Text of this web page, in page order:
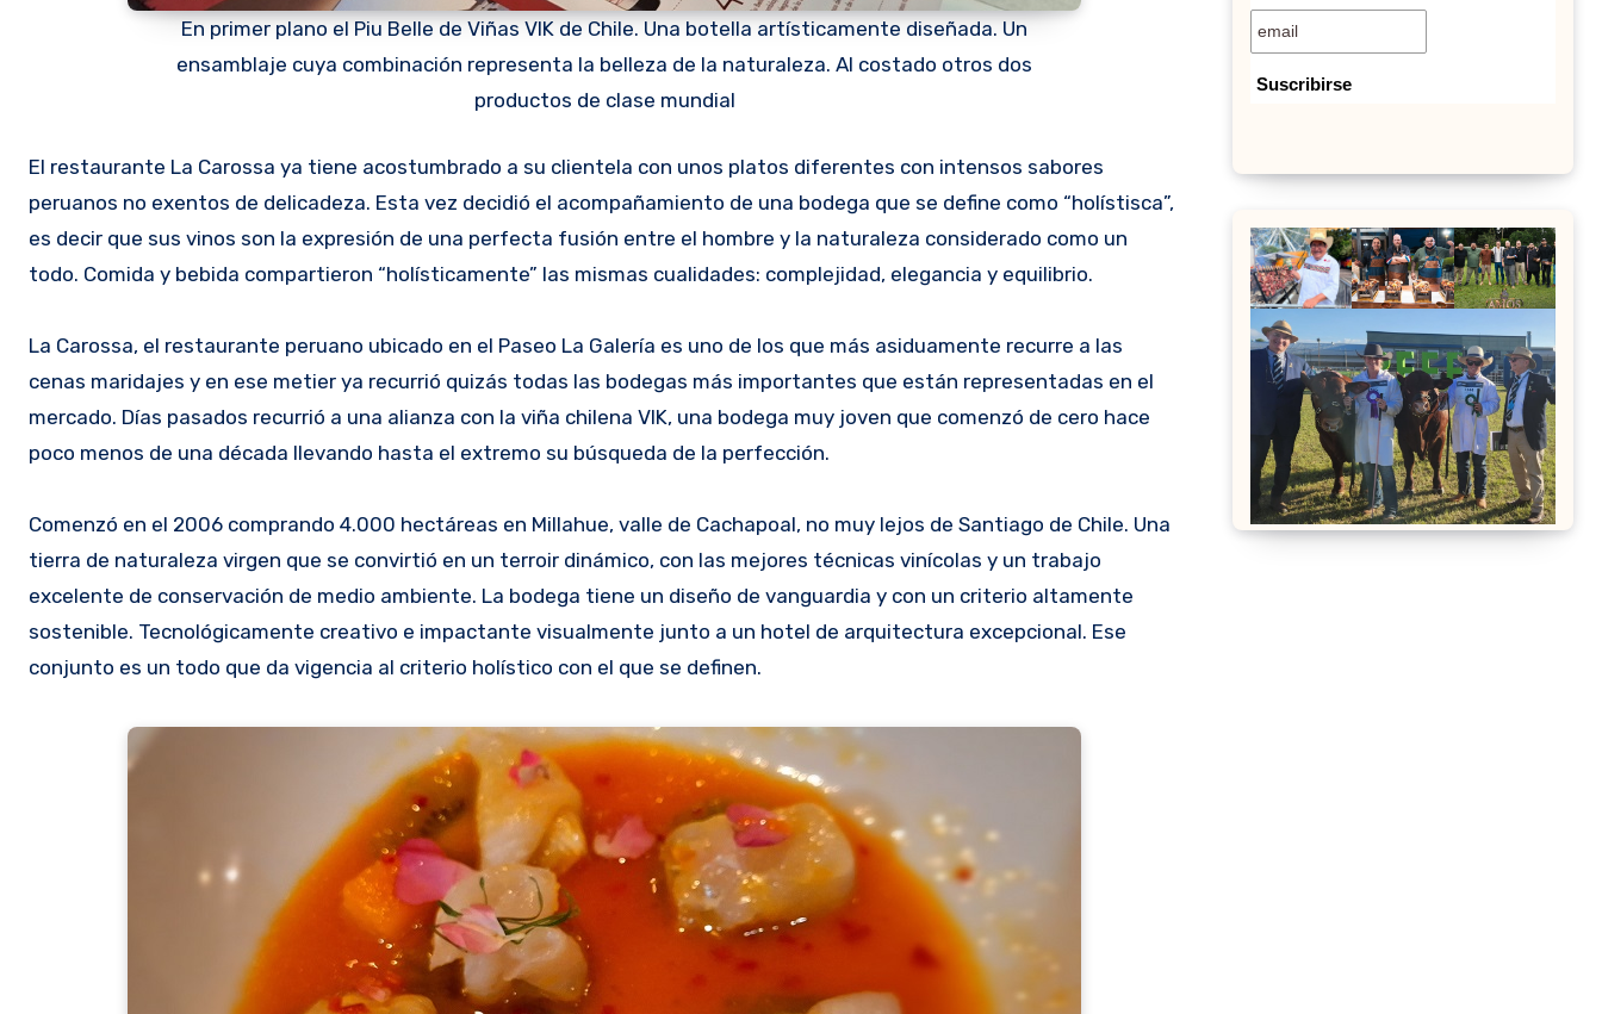
En primer plano el Piu Belle de Viñas VIK de Chile. Una botella artísticamente diseñada. Un
ensamblaje cuya combinación representa la belleza de la naturaleza. Al costado otros dos
productos de clase mundial
El restaurante La Carossa ya tiene acostumbrado a su clientela con unos platos diferentes con intensos sabores
peruanos no exentos de delicadeza. Esta vez decidió el acompañamiento de una bodega que se define como “holístisca”,
es decir que sus vinos son la expresión de una perfecta fusión entre el hombre y la naturaleza considerado como un
todo. Comida y bebida compartieron “holísticamente” las mismas cualidades: complejidad, elegancia y equilibrio.
La Carossa, el restaurante peruano ubicado en el Paseo La Galería es uno de los que más asiduamente recurre a las
cenas maridajes y en ese metier ya recurrió quizás todas las bodegas más importantes que están representadas en el
mercado. Días pasados recurrió a una alianza con la viña chilena VIK, una bodega muy joven que comenzó de cero hace
poco menos de una década llevando hasta el extremo su búsqueda de la perfección.
Comenzó en el 2006 comprando 4.000 hectáreas en Millahue, valle de Cachapoal, no muy lejos de Santiago de Chile. Una
tierra de naturaleza virgen que se convirtió en un terroir dinámico, con las mejores técnicas vinícolas y un trabajo
excelente de conservación de medio ambiente. La bodega tiene un diseño de vanguardia y con un criterio altamente
sostenible. Tecnológicamente creativo e impactante visualmente junto a un hotel de arquitectura excepcional. Ese
conjunto es un todo que da vigencia al criterio holístico con el que se definen.